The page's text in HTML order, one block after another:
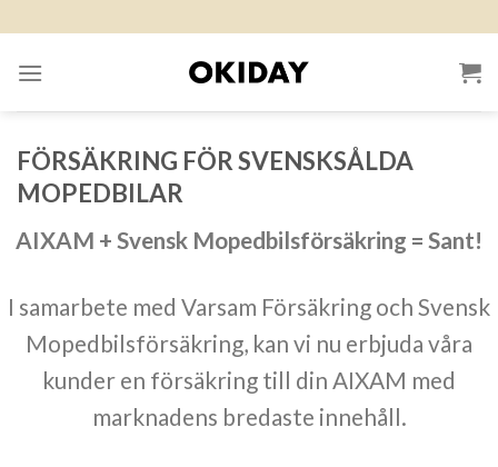
to
content
FÖRSÄKRING FÖR SVENSKSÅLDA
MOPEDBILAR
AIXAM + Svensk Mopedbilsförsäkring = Sant!
I samarbete med Varsam Försäkring och Svensk
Mopedbilsförsäkring, kan vi nu erbjuda våra
kunder en försäkring till din AIXAM med
marknadens bredaste innehåll.